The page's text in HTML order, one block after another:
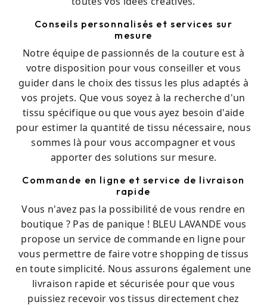
Conseils personnalisés et services sur
mesure
Notre équipe de passionnés de la couture est à
votre disposition pour vous conseiller et vous
guider dans le choix des tissus les plus adaptés à
vos projets. Que vous soyez à la recherche d'un
tissu spécifique ou que vous ayez besoin d'aide
pour estimer la quantité de tissu nécessaire, nous
sommes là pour vous accompagner et vous
apporter des solutions sur mesure.
Commande en ligne et service de livraison
rapide
Vous n'avez pas la possibilité de vous rendre en
boutique ? Pas de panique ! BLEU LAVANDE vous
propose un service de commande en ligne pour
vous permettre de faire votre shopping de tissus
en toute simplicité. Nous assurons également une
livraison rapide et sécurisée pour que vous
puissiez recevoir vos tissus directement chez